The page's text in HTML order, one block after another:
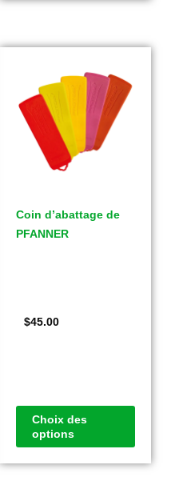
Coin d’abattage de
PFANNER
$45.00
Choix des
options